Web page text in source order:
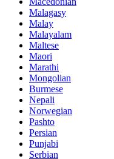
Malagasy
Malay
Malayalam
Maltese
Maori
Marathi
Mongolian
Burmese
Nepali
Norwegian
Pashto
Persian
Punjabi
Serbian